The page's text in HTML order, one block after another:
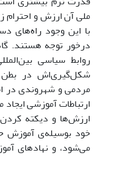
ملی آن ارزش و احترام
با این وجود راه‌های
درخور توجه هستند.
روابط سیاسی
شکل‌گیری‌اش در بطن
مردمی و شهروندی در
ارتباطات آموزشی
ارزش‌ها و دیکته
خود بوسیله‌ی آموزش
می‌شود، و نهادهای